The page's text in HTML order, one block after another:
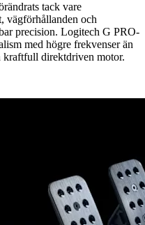
tack vare
vägförhållanden och
precision. Logitech G PRO-
med högre frekvenser än
kraftfull direktdriven motor.